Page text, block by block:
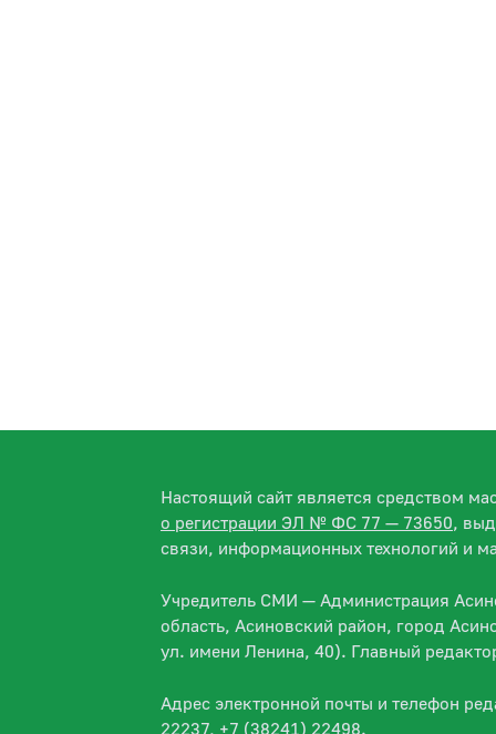
Настоящий сайт является средством
о регистрации ЭЛ № ФС 77 — 73650,
связи, информационных технологий и
Учредитель СМИ — Администрация
область, Асиновский район, город
ул. имени Ленина, 40). Главный
Адрес электронной почты и телефон
22237, +7 (38241) 22498.